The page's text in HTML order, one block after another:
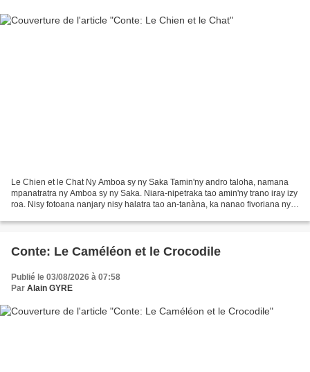
Le Chien et le Chat Ny Amboa sy ny Saka Tamin'ny andro taloha, namana
mpanatratra ny Amboa sy ny Saka. Niara-nipetraka tao amin'ny trano iray izy
roa. Nisy fotoana nanjary nisy halatra tao an-tanàna, ka nanao fivoriana ny
Conte: Le Caméléon et le Crocodile
Publié le 03/08/2026 à 07:58
Par Alain GYRE